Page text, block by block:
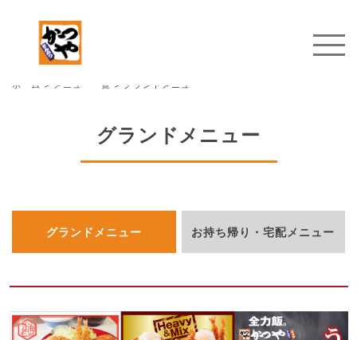
ホーム > メニュー一覧 > グランドメニュー
グランドメニュー
グランドメニュー お持ち帰り・宅配メニュー